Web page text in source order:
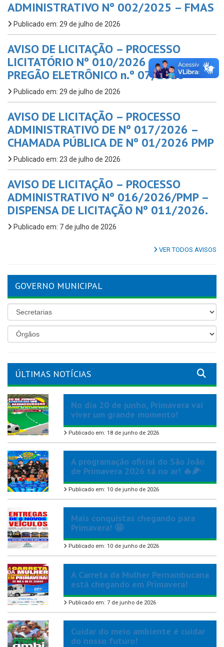
ADMINISTRATIVO Nº 002/2025 – FMAS
Publicado em: 29 de julho de 2026
AVISO DE LICITAÇÃO – PROCESSO
LICITATÓRIO Nº 010/2026 – PMP,
PREGÃO ELETRÔNICO n.º 07/2026
Publicado em: 29 de julho de 2026
AVISO DE LICITAÇÃO – PROCESSO
ADMINISTRATIVO DE Nº 017/2026 –
CHAMADA PÚBLICA DE Nº 01/2026 PMP
Publicado em: 23 de julho de 2026
AVISO DE LICITAÇÃO – PROCESSO
ADMINISTRATIVO Nº 016/2026/PMP –
DISPENSA DE LICITAÇÃO Nº 011/2026.
Publicado em: 7 de julho de 2026
VER TODOS AVISOS
GOVERNO MUNICIPAL
ÚLTIMAS NOTÍCIAS
No dia 20 de junho, Primavera vai
viver um grande momento!
Publicado em: 18 de junho de 2026
A programação oficial do São João
de Primavera 2026 tá no ar! 🔥🌽
Publicado em: 10 de junho de 2026
Mais conquistas chegando para
Primavera! 🤩
Publicado em: 10 de junho de 2026
A Carreta da Mulher Pernambucana
está chegando em Primavera!
Publicado em: 7 de junho de 2026
Cuidar do meio ambiente é cuidar
do nosso futuro!